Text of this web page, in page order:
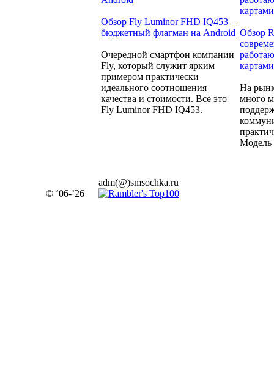
Обзор Fly Luminor FHD IQ453 –
бюджетный флагман на Android
Очередной смартфон компании
Fly, который служит ярким
примером практически
идеального соотношения
качества и стоимости. Все это
Fly Luminor FHD IQ453.
Обзор
картами
На
много
Модель
© ‘06-’26
adm(@)smsochka.ru